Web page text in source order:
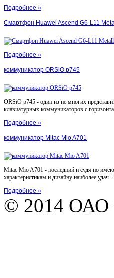
Подробнее »
Смартфон Huawei Ascend G6-L11
Подробнее »
коммуникатор ORSiO p745
ORSiO p745 - один из не многих
клавиатурных коммуникаторов с
Подробнее »
коммуникатор Mitac Mio A701
Mitac Mio A701 - последний и судя по
характеристикам и дизайну наиболее удач...
Подробнее »
© 2014 ОАО